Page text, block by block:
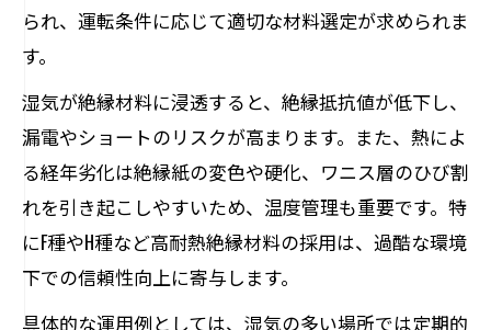
られ、運転条件に応じて適切な材料選定が求められま
す。
湿気が絶縁材料に浸透すると、絶縁抵抗値が低下し、
漏電やショートのリスクが高まります。また、熱によ
る経年劣化は絶縁紙の変色や硬化、ワニス層のひび割
れを引き起こしやすいため、温度管理も重要です。特
にF種やH種など高耐熱絶縁材料の採用は、過酷な環境
下での信頼性向上に寄与します。
具体的な運用例としては、湿気の多い場所では定期的